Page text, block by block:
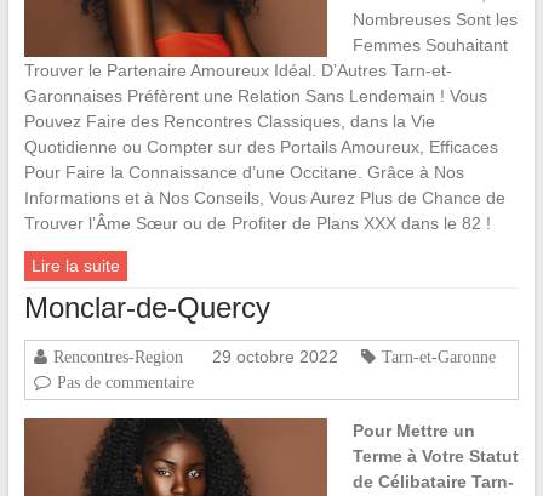
Nombreuses Sont les
Femmes Souhaitant
Trouver le Partenaire Amoureux Idéal. D’Autres Tarn-et-
Garonnaises Préfèrent une Relation Sans Lendemain ! Vous
Pouvez Faire des Rencontres Classiques, dans la Vie
Quotidienne ou Compter sur des Portails Amoureux, Efficaces
Pour Faire la Connaissance d’une Occitane. Grâce à Nos
Informations et à Nos Conseils, Vous Aurez Plus de Chance de
Trouver l’Âme Sœur ou de Profiter de Plans XXX dans le 82 !
Lire la suite
Monclar-de-Quercy
Rencontres-Region 29 octobre 2022
Tarn-et-Garonne
Pas de commentaire
Pour Mettre un
Terme à Votre Statut
de Célibataire Tarn-